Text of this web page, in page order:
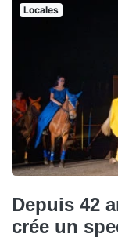
Locales
Depuis 42
crée un